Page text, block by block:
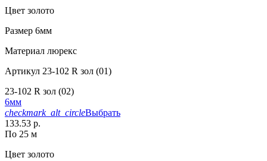
Цвет золото
Размер 6мм
Материал люрекс
Артикул 23-102 R зол (01)
23-102 R зол (02)
6мм
checkmark_alt_circleВыбрать
133.53 р.
По 25 м
Цвет золото